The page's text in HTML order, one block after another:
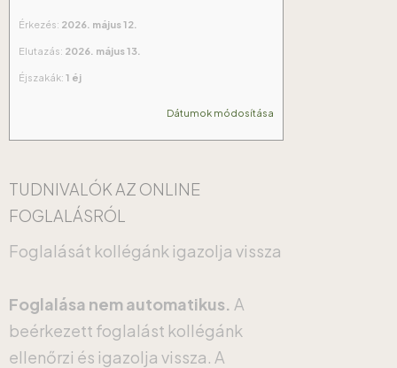
Érkezés: 2026. május 12.
Elutazás: 2026. május 13.
Éjszakák: 1 éj
Dátumok módosítása
TUDNIVALÓK AZ ONLINE
FOGLALÁSRÓL
Foglalását kollégánk igazolja vissza
Foglalása nem automatikus. A
beérkezett foglalást kollégánk
ellenőrzi és igazolja vissza. A